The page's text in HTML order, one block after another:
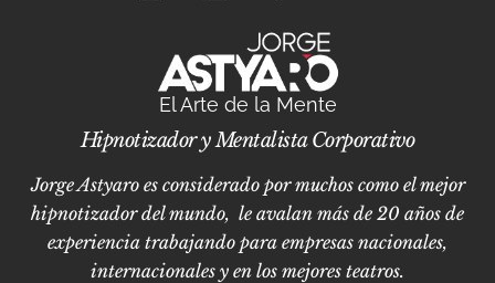
El Arte de la Mente
Hipnotizador y Mentalista Corporativo
Jorge Astyaro es considerado por muchos como el mejor
hipnotizador del mundo, le avalan más de 20 años de
experiencia trabajando para empresas nacionales,
internacionales y en los mejores teatros.